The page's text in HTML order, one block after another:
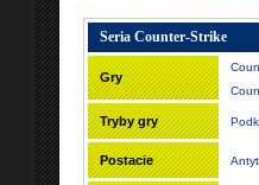
Seria Counter-Strike
Gry
Tryby gry
Postacie